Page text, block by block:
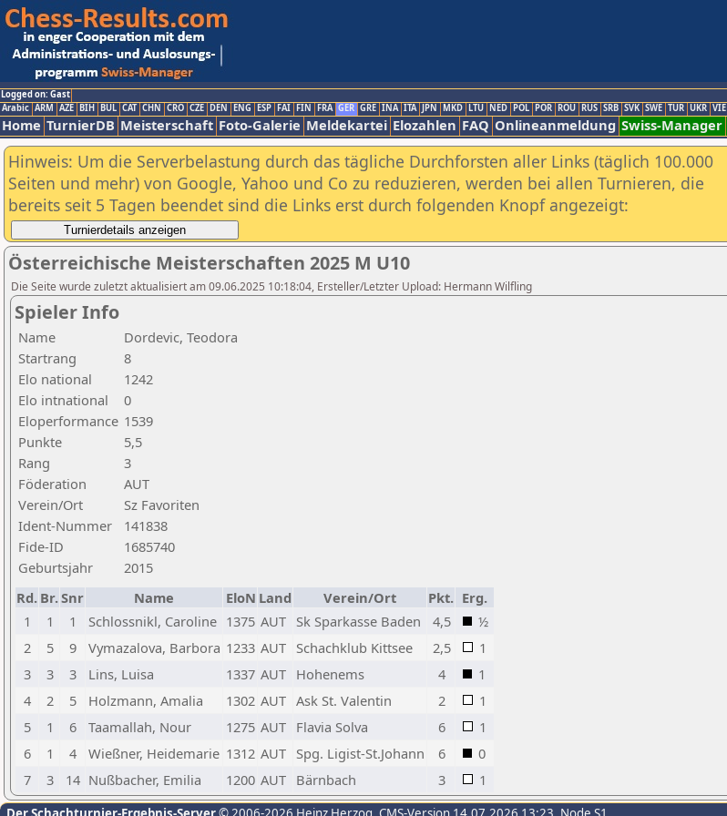
Logged on: Gast
Arabic ARM AZE BIH BUL CAT CHN CRO CZE DEN ENG ESP FAI FIN FRA GER GRE INA ITA JPN MKD LTU NED POL POR ROU RUS SRB SVK SWE TUR UKR VIE
Home TurnierDB Meisterschaft Foto-Galerie Meldekartei Elozahlen FAQ Onlineanmeldung Swiss-Manager
Hinweis: Um die Serverbelastung durch das tägliche Durchforsten aller Links (täglich 100.000
Seiten und mehr) von Google, Yahoo und Co zu reduzieren, werden bei allen Turnieren, die
bereits seit 5 Tagen beendet sind die Links erst durch folgenden Knopf angezeigt:
Österreichische Meisterschaften 2025 M U10
Die Seite wurde zuletzt aktualisiert am 09.06.2025 10:18:04, Ersteller/Letzter Upload: Hermann Wilfling
Spieler Info
Name
Dordevic, Teodora
Startrang
8
Elo national
1242
Elo intnational
0
Eloperformance 1539
Punkte
5,5
Rang
3
Föderation
AUT
Verein/Ort
Sz Favoriten
Ident-Nummer
141838
Fide-ID
1685740
Geburtsjahr
2015
Rd. Br.Snr Name EloN Land Verein/Ort Pkt. Erg.
1
1 1 Schlossnikl, Caroline 1375 AUT Sk Sparkasse Baden 4,5
½
2
5 9 Vymazalova, Barbora 1233 AUT Schachklub Kittsee 2,5
1
3
3 3 Lins, Luisa 1337 AUT Hohenems 4
1
4
2 5 Holzmann, Amalia 1302 AUT Ask St. Valentin 2
1
5
1 6 Taamallah, Nour 1275 AUT Flavia Solva 6
1
6
1 4 Wießner, Heidemarie 1312 AUT Spg. Ligist-St.Johann 6
0
7
3 14 Nußbacher, Emilia 1200 AUT Bärnbach 3 1